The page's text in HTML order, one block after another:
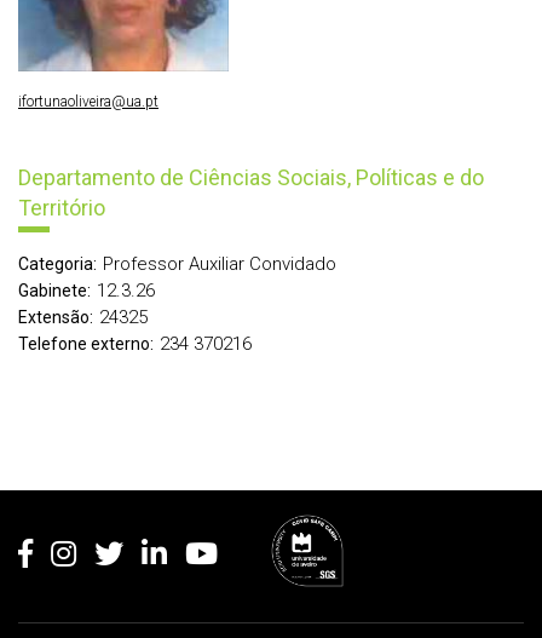
Departamento de Ciências Sociais, Políticas e do
Território
Categoria: Professor Auxiliar Convidado
Gabinete: 12.3.26
Extensão: 24325
Telefone externo: 234 370216
ifortunaoliveira@ua.pt